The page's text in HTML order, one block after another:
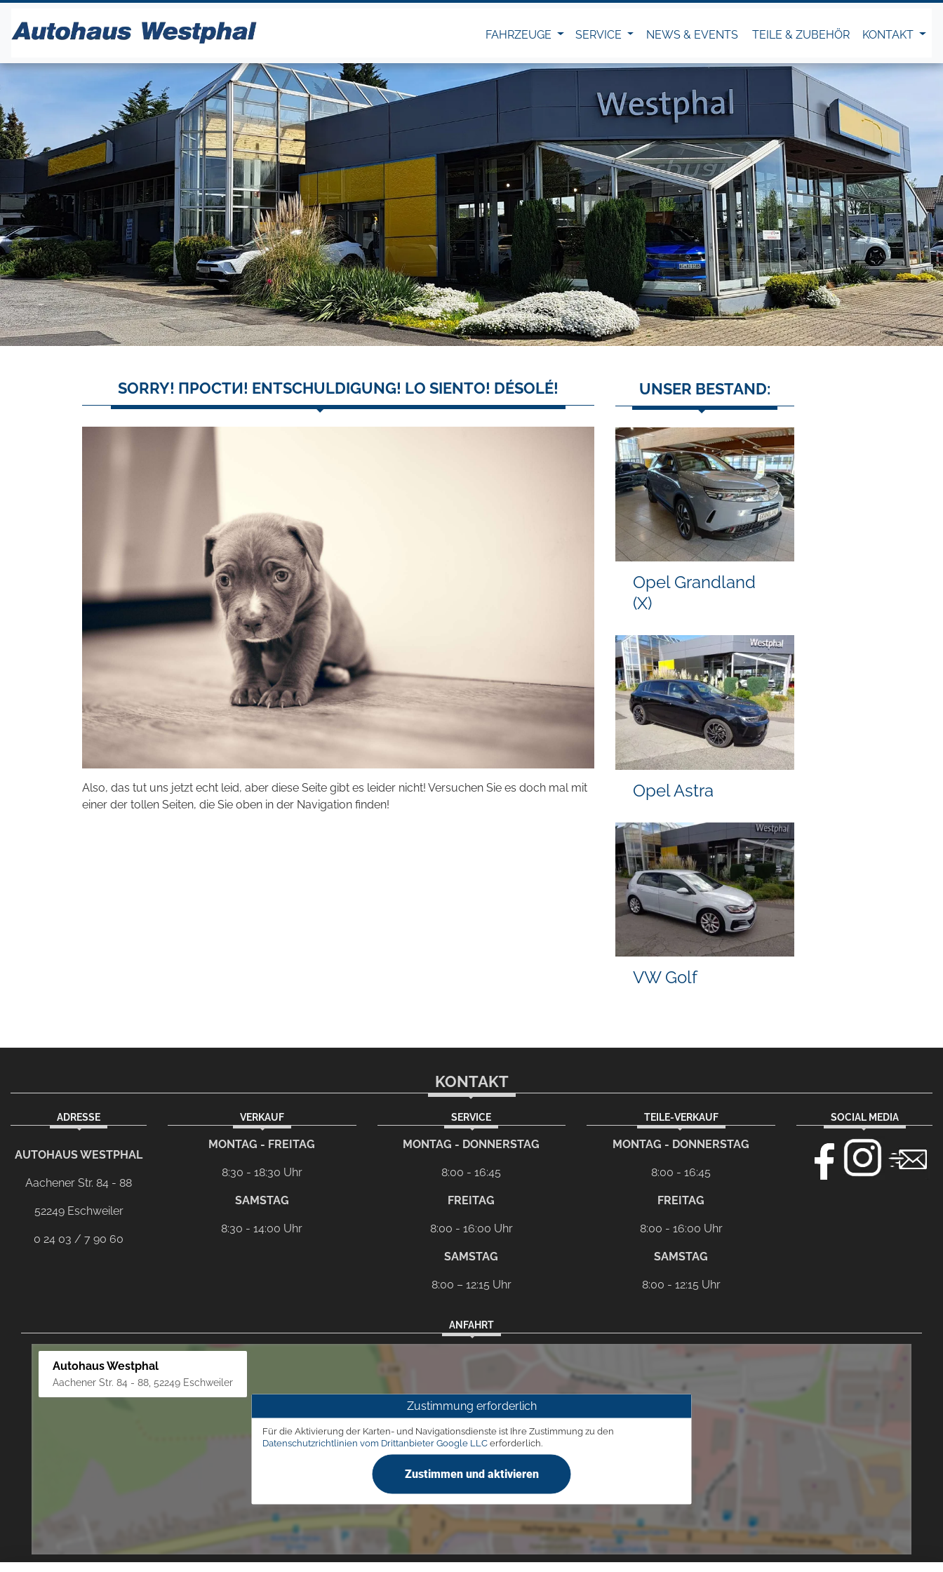
FAHRZEUGE SERVICE NEWS & EVENTS TEILE & ZUBEHÖR KONTAKT
SORRY! ПРОСТИ! ENTSCHULDIGUNG! LO SIENTO! DÉSOLÉ!
Also, das tut uns jetzt echt leid, aber diese Seite gibt es leider nicht! Versuchen Sie es doch mal mit
einer der tollen Seiten, die Sie oben in der Navigation finden!
UNSER BESTAND:
Opel Grandland
(X)
Opel Astra
VW Golf
KONTAKT
ADRESSE
AUTOHAUS WESTPHAL
Aachener Str. 84 - 88
52249 Eschweiler
0 24 03 / 7 90 60
VERKAUF
MONTAG - FREITAG
8:30 - 18:30 Uhr
SAMSTAG
8:30 - 14:00 Uhr
SERVICE
MONTAG - DONNERSTAG
8:00 - 16:45
FREITAG
8:00 - 16:00 Uhr
SAMSTAG
8:00 – 12:15 Uhr
TEILE-VERKAUF
MONTAG - DONNERSTAG
8:00 - 16:45
FREITAG
8:00 - 16:00 Uhr
SAMSTAG
8:00 - 12:15 Uhr
SOCIAL MEDIA
Dieser Link führt zu Ihrem eMail-Programm
ANFAHRT
Autohaus Westphal
Aachener Str. 84 - 88, 52249 Eschweiler
Zustimmung erforderlich
Für die Aktivierung der Karten- und Navigationsdienste ist Ihre Zustimmung zu den
Datenschutzrichtlinien vom Drittanbieter Google LLCerforderlich.
Zustimmen und aktivieren